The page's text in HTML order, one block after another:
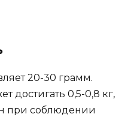
20-30 грамм.
достигать 0,5-0,8 кг,
при соблюдении